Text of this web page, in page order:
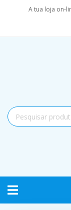
A tua loja on-
Toggle
navigation